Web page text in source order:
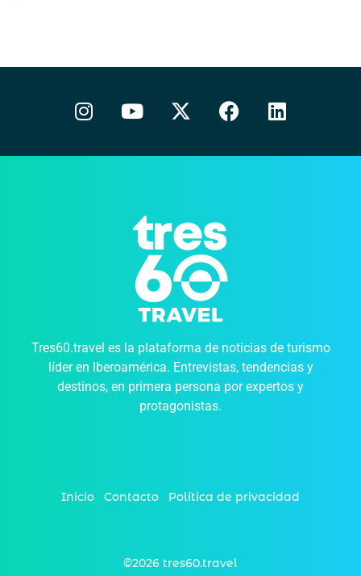
Tres60.travel es la plataforma de noticias de turismo
líder en Iberoamérica. Entrevistas, tendencias y
destinos, en primera persona por expertos y
protagonistas.
Inicio Contacto Política de privacidad
©2026 tres60.travel